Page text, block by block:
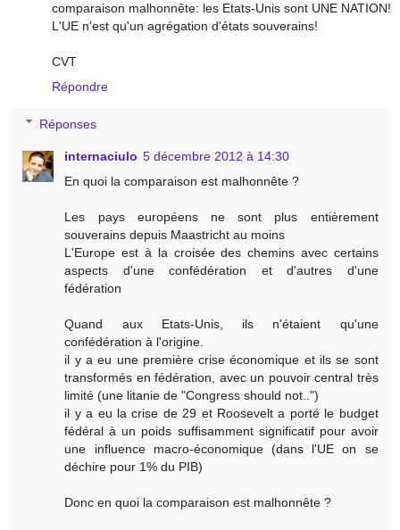
comparaison malhonnête: les Etats-Unis sont UNE NATION!
L'UE n'est qu'un agrégation d'états souverains!
CVT
Répondre
Réponses
internaciulo 5 décembre 2012 à 14:30
En quoi la comparaison est malhonnête ?
Les pays européens ne sont plus entièrement
souverains depuis Maastricht au moins
L'Europe est à la croisée des chemins avec certains
aspects d'une confédération et d'autres d'une
fédération
Quand aux Etats-Unis, ils n'étaient qu'une
confédération à l'origine.
il y a eu une première crise économique et ils se sont
transformés en fédération, avec un pouvoir central très
limité (une litanie de "Congress should not..")
il y a eu la crise de 29 et Roosevelt a porté le budget
fédéral à un poids suffisamment significatif pour avoir
une influence macro-économique (dans l'UE on se
déchire pour 1% du PIB)
Donc en quoi la comparaison est malhonnête ?